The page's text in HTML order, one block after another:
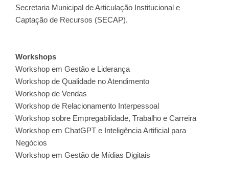
Secretaria Municipal de Articulação Institucional e
Captação de Recursos (SECAP).
Workshops
Workshop em Gestão e Liderança
Workshop de Qualidade no Atendimento
Workshop de Vendas
Workshop de Relacionamento Interpessoal
Workshop sobre Empregabilidade, Trabalho e Carreira
Workshop em ChatGPT e Inteligência Artificial para
Negócios
Workshop em Gestão de Mídias Digitais